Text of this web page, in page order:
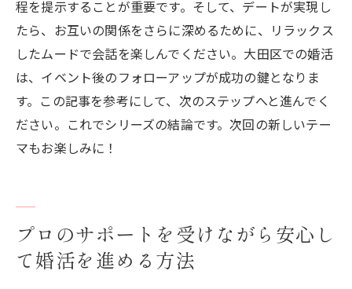
程を提示することが重要です。そして、デートが実現し
たら、お互いの関係をさらに深めるために、リラックス
したムードで会話を楽しんでください。大田区での婚活
は、イベント後のフォローアップが成功の鍵となりま
す。この記事を参考にして、次のステップへと進んでく
ださい。これでシリーズの結論です。次回の新しいテー
マもお楽しみに！
プロのサポートを受けながら安心し
て婚活を進める方法